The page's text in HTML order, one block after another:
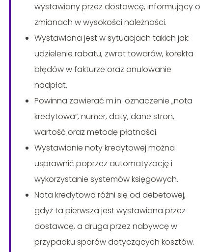
wystawiany przez dostawcę, informujący o
zmianach w wysokości należności.
Wystawiana jest w sytuacjach takich jak:
udzielenie rabatu, zwrot towarów, korekta
błędów w fakturze oraz anulowanie
nadpłat.
Powinna zawierać m.in. oznaczenie „nota
kredytowa”, numer, daty, dane stron,
wartość oraz metodę płatności.
Wystawianie noty kredytowej można
usprawnić poprzez automatyzację i
wykorzystanie systemów księgowych.
Nota kredytowa różni się od debetowej,
gdyż ta pierwsza jest wystawiana przez
dostawcę, a druga przez nabywcę w
przypadku sporów dotyczących kosztów.